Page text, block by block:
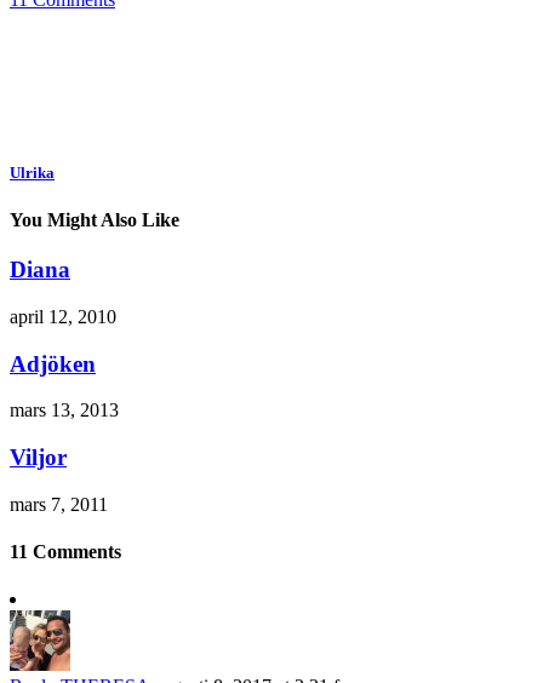
Ulrika
You Might Also Like
Diana
april 12, 2010
Adjöken
mars 13, 2013
Viljor
mars 7, 2011
11 Comments